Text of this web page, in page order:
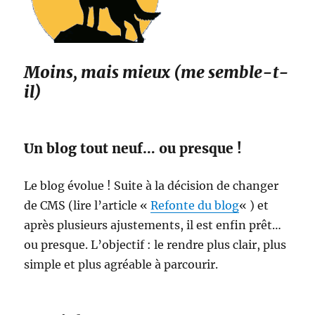
Moins, mais mieux (me semble-t-
il)
Un blog tout neuf… ou presque !
Le blog évolue ! Suite à la décision de changer
de CMS (lire l’article «Refonte du blog« ) et
après plusieurs ajustements, il est enfin prêt…
ou presque. L’objectif : le rendre plus clair, plus
simple et plus agréable à parcourir.